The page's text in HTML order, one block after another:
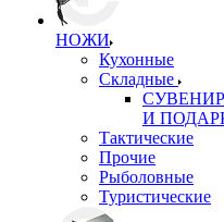
НОЖИ
Кухонные
Складные
И
Тактические
Прочие
Рыболовные
Туристические